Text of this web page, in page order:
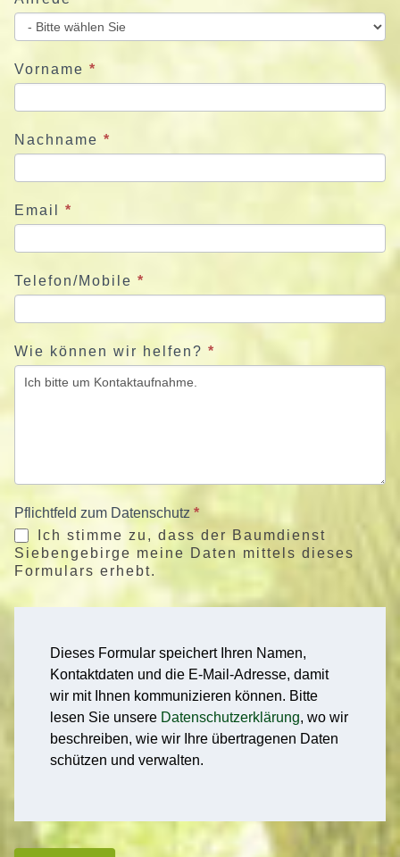
e
u
n
s
e
t
Vorname *
Nachname *
Email *
Telefon/Mobile *
Wie können wir helfen? *
Pflichtfeld zum Datenschutz *
Ich stimme zu, dass der Baumdienst
Siebengebirge meine Daten mittels dieses
Formulars erhebt.
Dieses Formular speichert Ihren Namen,
Kontaktdaten und die E-Mail-Adresse, damit
wir mit Ihnen kommunizieren können. Bitte
lesen Sie unsere Datenschutzerklärung, wo wir
beschreiben, wie wir Ihre übertragenen Daten
schützen und verwalten.